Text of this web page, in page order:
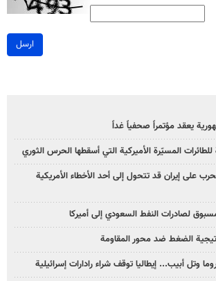
ارسل
يعقد مؤتمراً صحفياً غداً
المسيّرة الأميركية التي أسقطها الحرس الثوري
على إيران قد تتحول إلى أحد الأخطاء الأمريكية
لصادرات النفط السعودي إلى أميركا
الضغط ضد محور المقاومة
وتل أبيب... إيطاليا توقف شراء رادارات إسرائيلية